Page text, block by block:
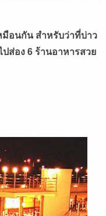
มือนกัน สำหรับว่าที่บ่าว
ส่อง 6 ร้านอาหารสวย